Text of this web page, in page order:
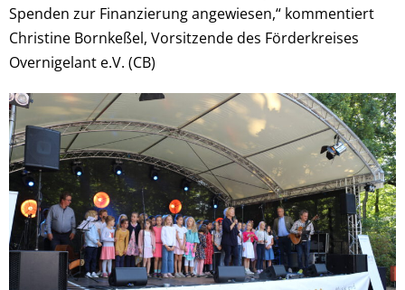
Spenden zur Finanzierung angewiesen,“ kommentiert
Christine Bornkeßel, Vorsitzende des Förderkreises
Overnigelant e.V. (CB)